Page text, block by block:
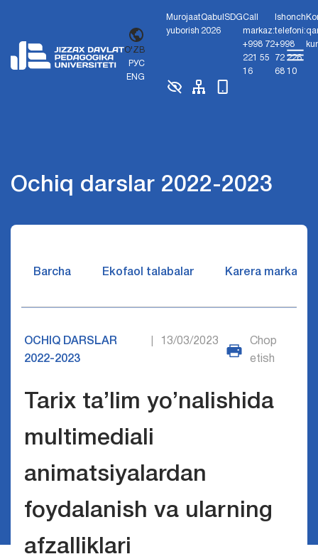
O'ZB
РУС
ENG
Murojaat
yuborish
Qabul
2026
SDGCall
markaz:
+998 72
221 55
16
Ishonch
telefoni:
+998
72 226
68 10
Ochiq darslar 2022-2023
Barcha Ekofaol talabalar Karera markazi
OCHIQ DARSLAR
2022-2023
13/03/2023
Chop
etish
Tarix ta’lim yo’nalishida
multimediali
animatsiyalardan
foydalanish va ularning
afzalliklari